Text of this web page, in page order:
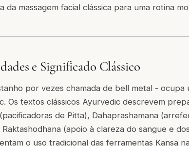
da massagem facial clássica para uma rotina
e Significado Clássico
por vezes chamada de bell metal - ocupa
Os textos clássicos Ayurvedic descrevem
de Pitta), Dahaprashamana
(apoio à clareza do sangue e
o uso tradicional das ferramentas Kansa